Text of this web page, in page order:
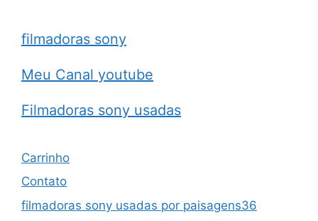
filmadoras sony
Meu Canal youtube
Filmadoras sony usadas
Carrinho
Contato
filmadoras sony usadas por paisagens36